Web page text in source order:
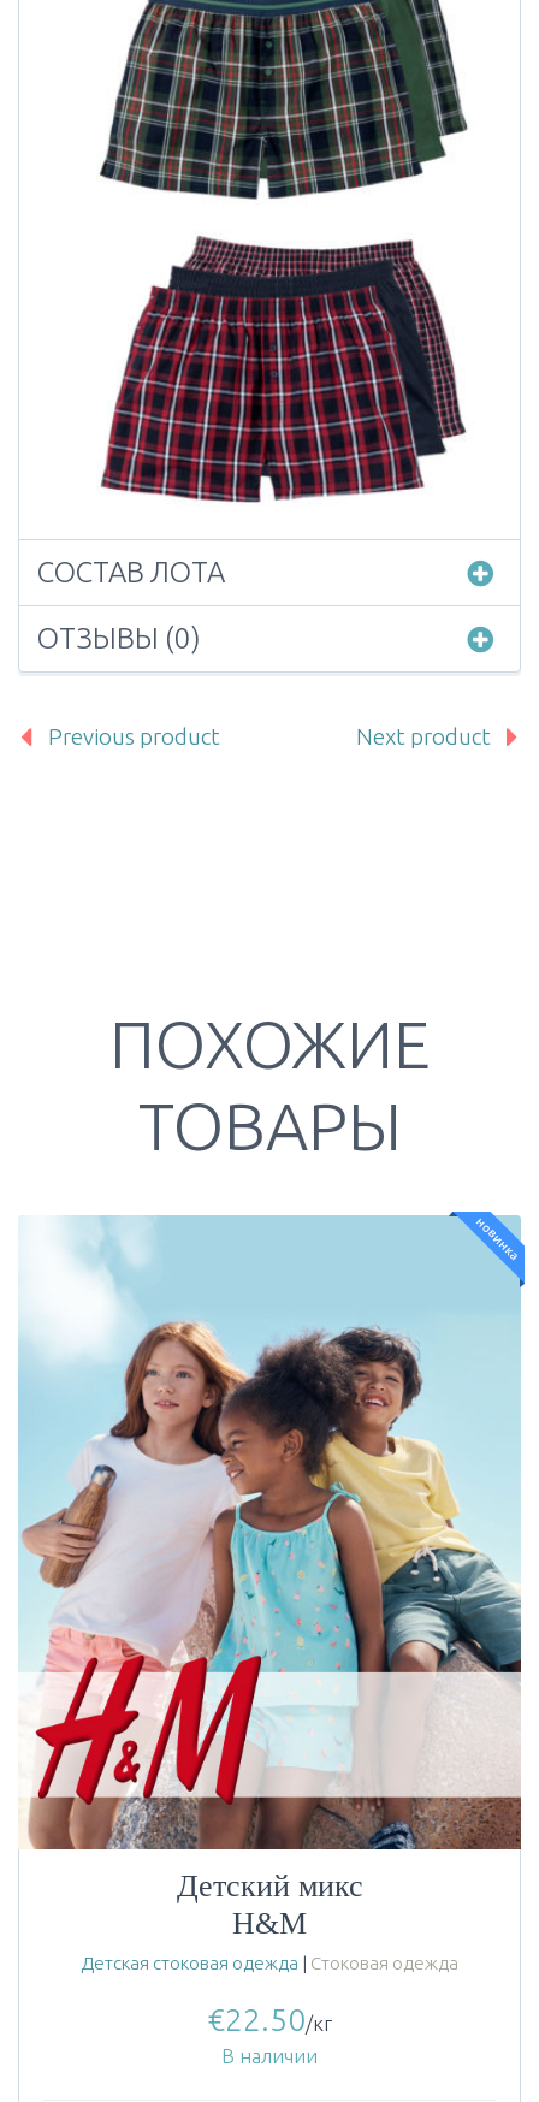
СОСТАВ ЛОТА
ОТЗЫВЫ (0)
Previous product Next product
ПОХОЖИЕ
ТОВАРЫ
новинка
Детский микс
H&M
Детская стоковая одежда | Стоковая одежда
€22.50/кг
В наличии